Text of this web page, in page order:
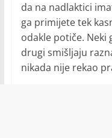
da na nadlaktici
ga primijete tek
odakle potiče. Neki
drugi smišljaju
nikada nije rekao